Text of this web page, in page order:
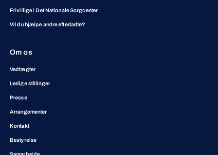
Frivillige i Det Nationale Sorgcenter
Vil du hjælpe andre efterladte?
Om os
Vedtægter
Ledige stillinger
Presse
Arrangementer
Kontakt
Bestyrelse